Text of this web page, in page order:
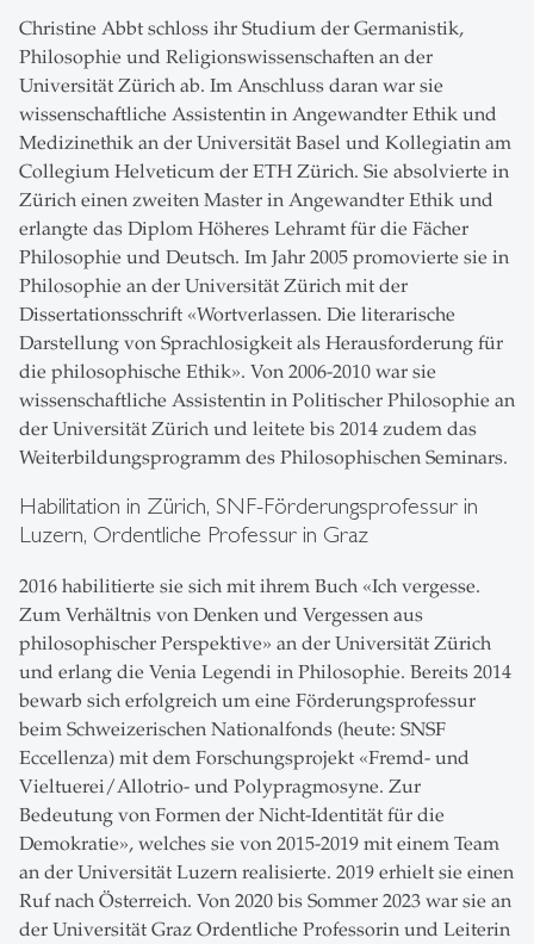
Christine Abbt schloss ihr Studium der Germanistik,
Philosophie und Religionswissenschaften an der
Universität Zürich ab. Im Anschluss daran war sie
wissenschaftliche Assistentin in Angewandter Ethik und
Medizinethik an der Universität Basel und Kollegiatin am
Collegium Helveticum der ETH Zürich. Sie absolvierte in
Zürich einen zweiten Master in Angewandter Ethik und
erlangte das Diplom Höheres Lehramt für die Fächer
Philosophie und Deutsch. Im Jahr 2005 promovierte sie in
Philosophie an der Universität Zürich mit der
Dissertationsschrift «Wortverlassen. Die literarische
Darstellung von Sprachlosigkeit als Herausforderung für
die philosophische Ethik». Von 2006-2010 war sie
wissenschaftliche Assistentin in Politischer Philosophie an
der Universität Zürich und leitete bis 2014 zudem das
Weiterbildungsprogramm des Philosophischen Seminars.
Habilitation in Zürich, SNF-Förderungsprofessur in
Luzern, Ordentliche Professur in Graz
2016 habilitierte sie sich mit ihrem Buch «Ich vergesse.
Zum Verhältnis von Denken und Vergessen aus
philosophischer Perspektive» an der Universität Zürich
und erlang die Venia Legendi in Philosophie. Bereits 2014
bewarb sich erfolgreich um eine Förderungsprofessur
beim Schweizerischen Nationalfonds (heute: SNSF
Eccellenza) mit dem Forschungsprojekt «Fremd- und
Vieltuerei/Allotrio- und Polypragmosyne. Zur
Bedeutung von Formen der Nicht-Identität für die
Demokratie», welches sie von 2015-2019 mit einem Team
an der Universität Luzern realisierte. 2019 erhielt sie einen
Ruf nach Österreich. Von 2020 bis Sommer 2023 war sie an
der Universität Graz Ordentliche Professorin und Leiterin